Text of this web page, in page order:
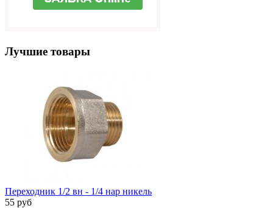
Лучшие товары
Переходник 1/2 вн - 1/4 нар никель
55 руб